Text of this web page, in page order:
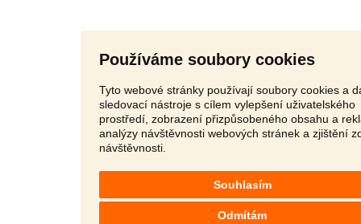
Používáme soubory cookies
Tyto webové stránky používají soubory cookies a
sledovací nástroje s cílem vylepšení uživatelského
prostředí, zobrazení přizpůsobeného obsahu a
analýzy návštěvnosti webových stránek a zjištění
návštěvnosti.
Souhlasím
Odmítám